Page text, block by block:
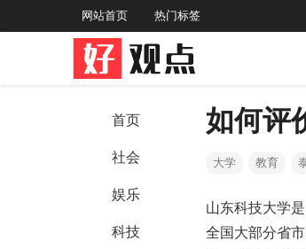
网站首页 热门标签
首页
社会
娱乐
科技
如何评
大学 教育
山东科技大学
全国大部分省